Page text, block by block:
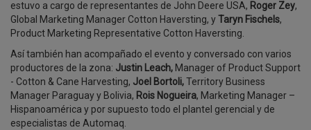
estuvo a cargo de representantes de John Deere USA, Roger Zey,
Global Marketing Manager Cotton Haversting, yTaryn Fischels,
Product Marketing Representative Cotton Haversting.
Así también han acompañado el evento y conversado con varios
productores de la zona: Justin Leach, Manager of Product Support
- Cotton & Cane Harvesting, Joel Bortoli,Territory Business
Manager Paraguay y Bolivia, Rois Nogueira, Marketing Manager –
Hispanoamérica y por supuesto todo el plantel gerencial y de
especialistas de Automaq.